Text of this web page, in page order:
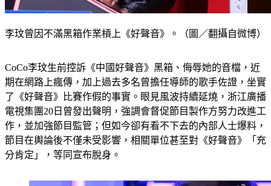
李玟曾因不滿黑箱作業槓上《好聲音》。（圖／翻攝自微博）
CoCo李玟生前控訴《中國好聲音》黑箱、侮辱她的音檔，近
期在網路上瘋傳，加上過去多名曾擔任導師的歌手佐證，坐實
了《好聲音》比賽作假的事實。眼見風波持續延燒，浙江廣播
電視集團20日曾發出聲明，強調會督促節目製作方努力改進工
作，並加強節目監管；但如今卻有看不下去的內部人士爆料，
節目在輿論後不僅未受影響，相關單位甚至對《好聲音》「充
分肯定」，等同宣布脫身。